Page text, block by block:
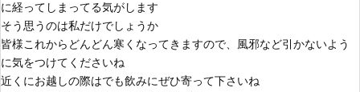
に経ってしまってる気がします
そう思うのは私だけでしょうか
皆様これからどんどん寒くなってきますので、風邪など引かないよう
に気をつけてくださいね
近くにお越しの際はでも飲みにぜひ寄って下さいね